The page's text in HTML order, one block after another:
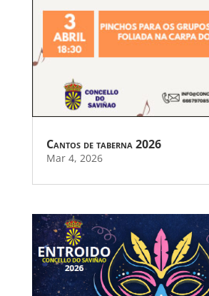
Cantos de taberna 2026
Mar 4, 2026